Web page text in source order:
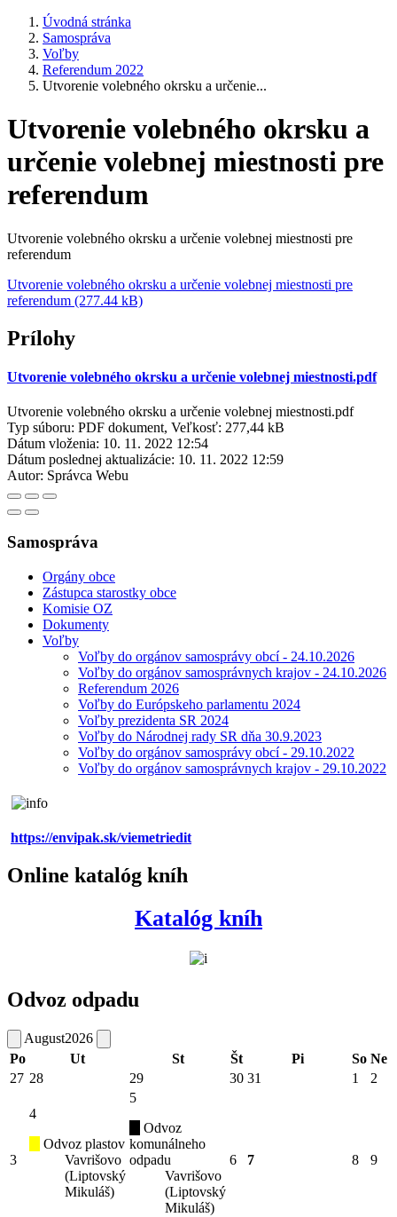
Úvodná stránka
Samospráva
Voľby
Referendum 2022
Utvorenie volebného okrsku a určenie...
Utvorenie volebného okrsku a
určenie volebnej miestnosti pre
referendum
Utvorenie volebného okrsku a určenie volebnej miestnosti pre
referendum
Utvorenie volebného okrsku a určenie volebnej miestnosti pre
referendum (277.44 kB)
Prílohy
Utvorenie volebného okrsku a určenie volebnej miestnosti.pdf
Utvorenie volebného okrsku a určenie volebnej miestnosti.pdf
Typ súboru: PDF dokument, Veľkosť: 277,44 kB
Dátum vloženia: 10. 11. 2022 12:54
Dátum poslednej aktualizácie: 10. 11. 2022 12:59
Autor: Správca Webu
Samospráva
Orgány obce
Zástupca starostky obce
Komisie OZ
Dokumenty
Voľby
Voľby do orgánov samosprávy obcí - 24.10.2026
Voľby do orgánov samosprávnych krajov - 24.10.2026
Referendum 2026
Voľby do Európskeho parlamentu 2024
Voľby prezidenta SR 2024
Voľby do Národnej rady SR dňa 30.9.2023
Voľby do orgánov samosprávy obcí - 29.10.2022
Voľby do orgánov samosprávnych krajov - 29.10.2022
https://envipak.sk/viemetriedit
Online katalóg kníh
Katalóg kníh
Odvoz odpadu
August2026
Po
Ut St Št Pi So Ne
27 28 29 30 31 1 2
3
4
Odvoz plastov
Vavrišovo
(Liptovský
Mikuláš)
5
Odvoz
komunálneho
odpadu
Vavrišovo
(Liptovský
Mikuláš)
6 7 8 9